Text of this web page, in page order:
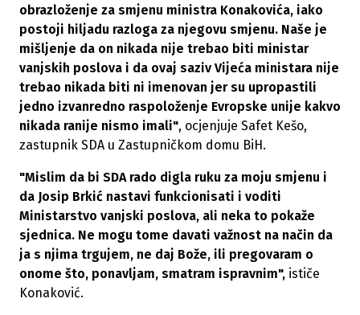
obrazloženje za smjenu ministra Konakovića, iako
postoji hiljadu razloga za njegovu smjenu. Naše je
mišljenje da on nikada nije trebao biti ministar
vanjskih poslova i da ovaj saziv Vijeća ministara nije
trebao nikada biti ni imenovan jer su upropastili
jedno izvanredno raspoloženje Evropske unije kakvo
nikada ranije nismo imali", ocjenjuje Safet Kešo,
zastupnik SDA u Zastupničkom domu BiH.
"Mislim da bi SDA rado digla ruku za moju smjenu i
da Josip Brkić nastavi funkcionisati i voditi
Ministarstvo vanjski poslova, ali neka to pokaže
sjednica. Ne mogu tome davati važnost na način da
ja s njima trgujem, ne daj Bože, ili pregovaram o
onome što, ponavljam, smatram ispravnim", ističe
Konaković.